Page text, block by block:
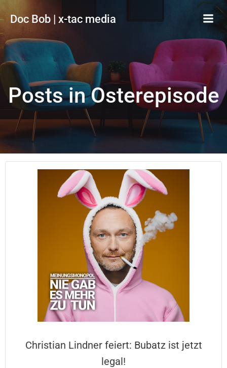
Inhalt
Doc Bob | x-tac media
Posts in Osterepisode
Christian Lindner feiert: Bubatz ist jetzt
legal!